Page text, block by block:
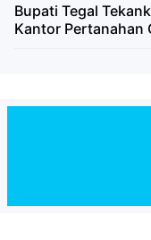
Bupati Tegal
Kantor Pertanahan